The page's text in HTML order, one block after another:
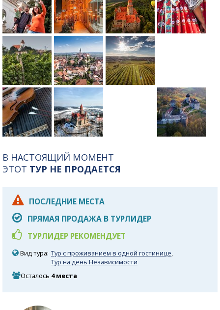
В НАСТОЯЩИЙ МОМЕНТ
ЭТОТ ТУР НЕ ПРОДАЕТСЯ
ПОСЛЕДНИЕ МЕСТА
ПРЯМАЯ ПРОДАЖА В ТУРЛИДЕР
ТУРЛИДЕР РЕКОМЕНДУЕТ
Вид тура: Тур с проживанием в одной гостинице,
Тур на день Независимости
Осталось 4 места